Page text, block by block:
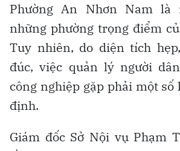
Phường An Nhơn Nam là
những phường trọng điểm
Tuy nhiên, do diện tích
đúc, việc quản lý người
công nghiệp gặp phải một
định.
Giám đốc Sở Nội vụ Phạm